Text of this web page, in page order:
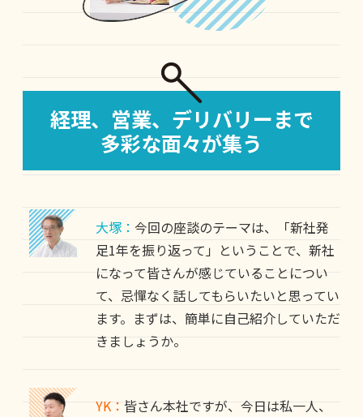
経理、営業、デリバリーまで
多彩な面々が集う
大塚： 今回の座談のテーマは、「新社発
足1年を振り返って」ということで、新社
になって皆さんが感じていることについ
て、忌憚なく話してもらいたいと思ってい
ます。まずは、簡単に自己紹介していただ
きましょうか。
YK： 皆さん本社ですが、今日は私一人、